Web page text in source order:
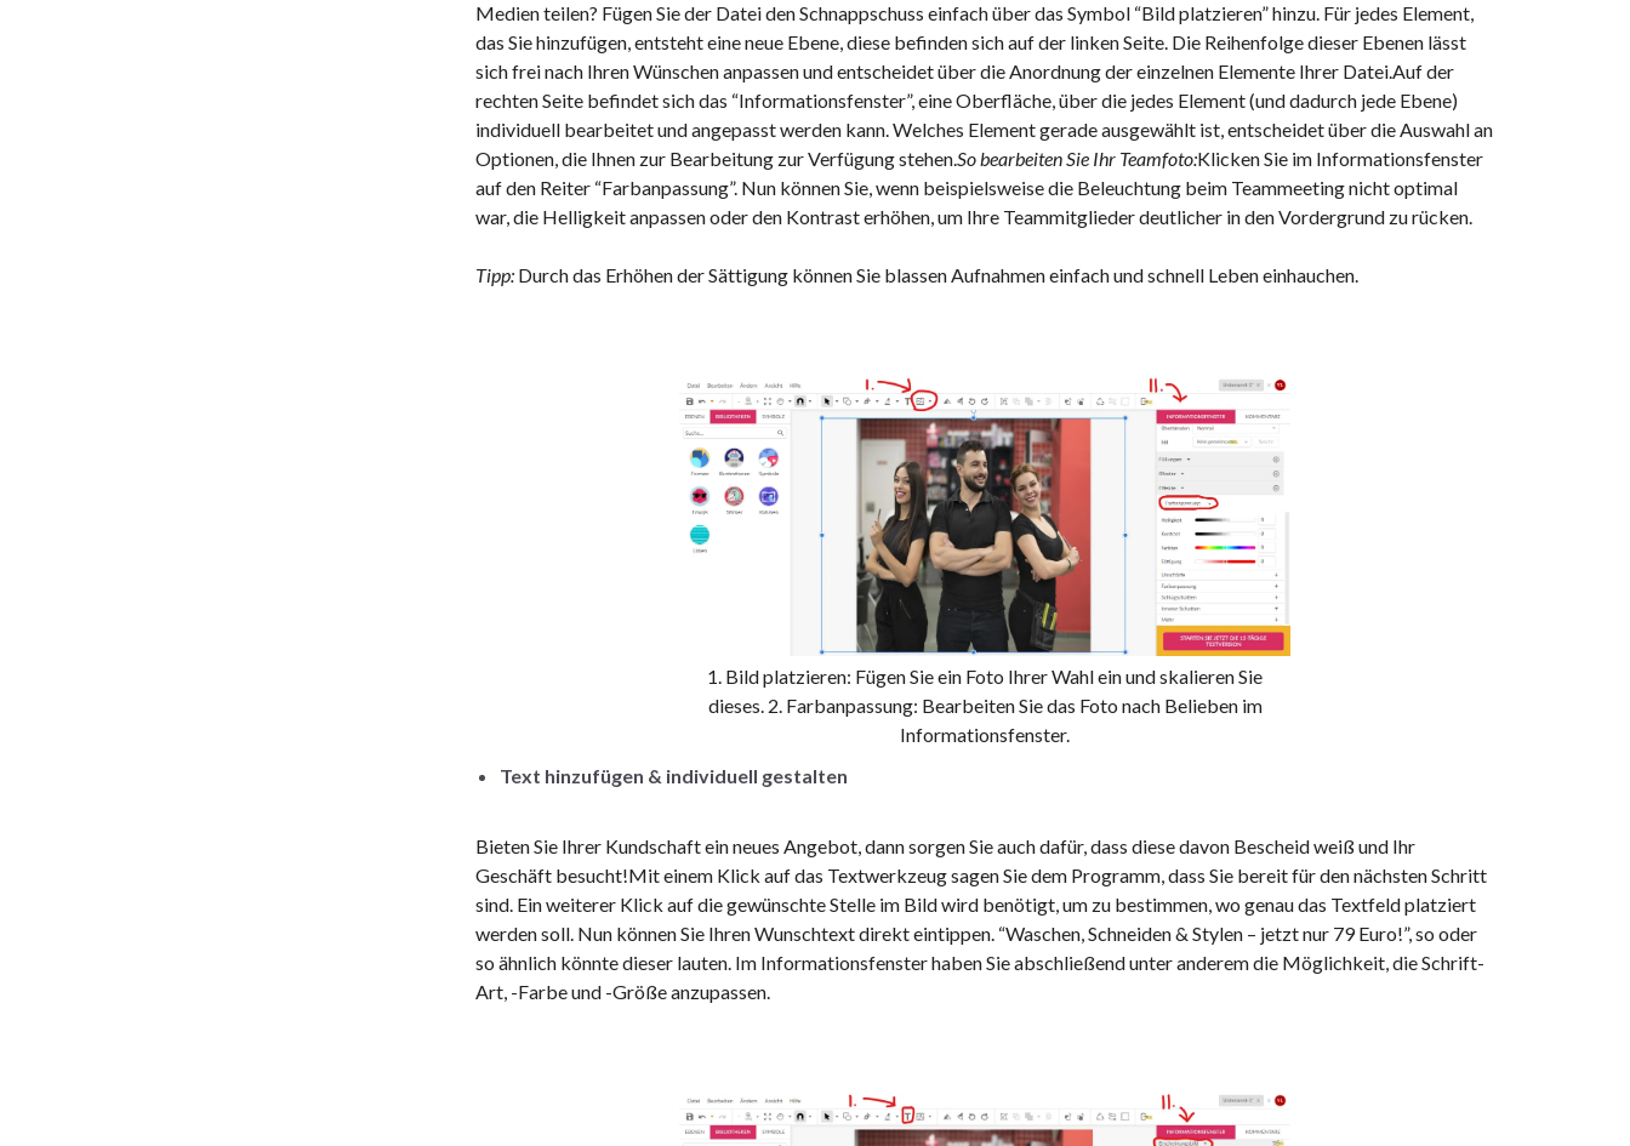
Medien teilen? Fügen Sie der Datei den Schnappschuss einfach über das Symbol “Bild platzieren” hinzu. Für jedes Element,
das Sie hinzufügen, entsteht eine neue Ebene, diese befinden sich auf der linken Seite. Die Reihenfolge dieser Ebenen lässt
sich frei nach Ihren Wünschen anpassen und entscheidet über die Anordnung der einzelnen Elemente Ihrer Datei.Auf der
rechten Seite befindet sich das “Informationsfenster”, eine Oberfläche, über die jedes Element (und dadurch jede Ebene)
individuell bearbeitet und angepasst werden kann. Welches Element gerade ausgewählt ist, entscheidet über die Auswahl an
Optionen, die Ihnen zur Bearbeitung zur Verfügung stehen.So bearbeiten Sie Ihr Teamfoto:Klicken Sie im Informationsfenster
auf den Reiter “Farbanpassung”. Nun können Sie, wenn beispielsweise die Beleuchtung beim Teammeeting nicht optimal
war, die Helligkeit anpassen oder den Kontrast erhöhen, um Ihre Teammitglieder deutlicher in den Vordergrund zu rücken.
Tipp: Durch das Erhöhen der Sättigung können Sie blassen Aufnahmen einfach und schnell Leben einhauchen.
1. Bild platzieren: Fügen Sie ein Foto Ihrer Wahl ein und skalieren Sie
dieses. 2. Farbanpassung: Bearbeiten Sie das Foto nach Belieben im
Informationsfenster.
Text hinzufügen & individuell gestalten
Bieten Sie Ihrer Kundschaft ein neues Angebot, dann sorgen Sie auch dafür, dass diese davon Bescheid weiß und Ihr
Geschäft besucht!Mit einem Klick auf das Textwerkzeug sagen Sie dem Programm, dass Sie bereit für den nächsten Schritt
sind. Ein weiterer Klick auf die gewünschte Stelle im Bild wird benötigt, um zu bestimmen, wo genau das Textfeld platziert
werden soll. Nun können Sie Ihren Wunschtext direkt eintippen. “Waschen, Schneiden & Stylen – jetzt nur 79 Euro!”, so oder
so ähnlich könnte dieser lauten. Im Informationsfenster haben Sie abschließend unter anderem die Möglichkeit, die Schrift-
Art, -Farbe und -Größe anzupassen.